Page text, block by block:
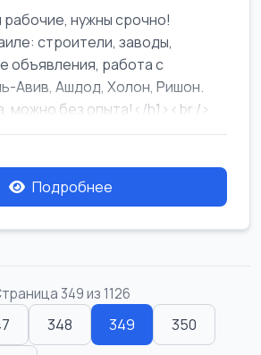
рабочие, нужны срочно!
строители, заводы,
объявления, работа с
Авив, Ашдод, Холон, Ришон.
можно без опыта!</h1><br />
Подробнее
349 из 1126
348 349 350